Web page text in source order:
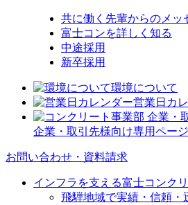
共に働く先輩からのメッ
富士コンを詳しく知る
中途採用
新卒採用
環境について
営業日カ
企業・取引先様向け専用ページ
お問い合わせ・資料請求
インフラを支える富士コンク
飛騨地域で実績・信頼・